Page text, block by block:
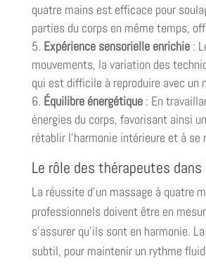
quatre mains est efficace pour
parties du corps en même temps,
Expérience sensorielle enrichie:
mouvements, la variation des
qui est difficile à reproduire avec un
Équilibre énergétique: En
énergies du corps, favorisant ainsi
rétablir l’harmonie intérieure et à
Le rôle des thérapeutes
La réussite d’un massage à quatre
professionnels doivent être en
s’assurer qu’ils sont en harmonie.
subtil, pour maintenir un rythme